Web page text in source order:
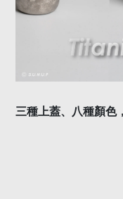
三種上蓋、八種顏色